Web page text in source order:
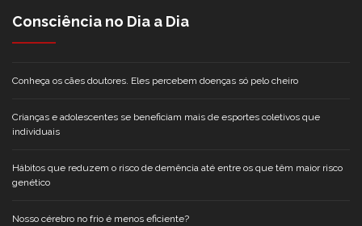
Consciência no Dia a Dia
Conheça os cães doutores. Eles percebem doenças só pelo cheiro
Crianças e adolescentes se beneficiam mais de esportes coletivos que
individuais
Hábitos que reduzem o risco de demência até entre os que têm maior risco
genético
Nosso cérebro no frio é menos eficiente?